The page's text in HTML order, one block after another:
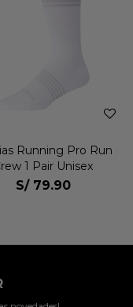
Running Pro Run
1 Pair Unisex
S/ 79.90